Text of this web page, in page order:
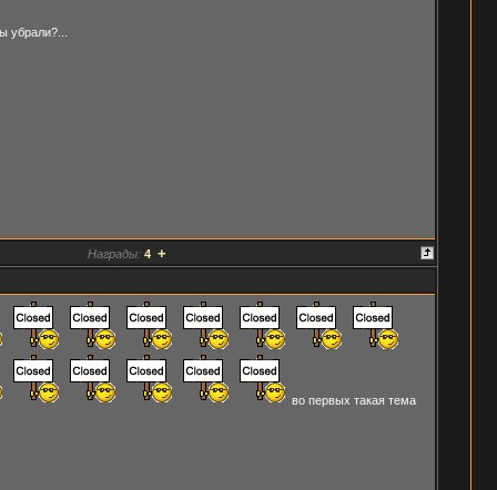
убрали?...
Награды: 4 +
во первых такая тема